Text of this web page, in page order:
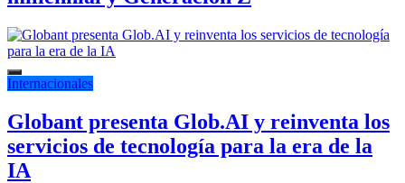
Internacionales
Globant presenta Glob.AI y reinventa los
servicios de tecnología para la era de la
IA